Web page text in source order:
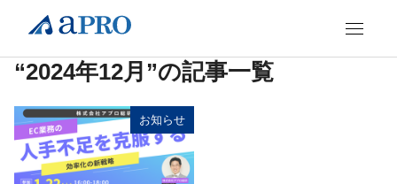
“2024年12月”の記事一覧
お知らせ